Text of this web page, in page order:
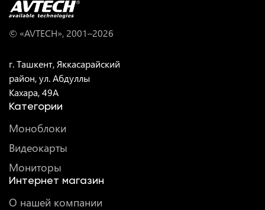
© «AVTECH», 2001–2026
г. Ташкент, Яккасарайский
район, ул. Абдуллы
Кахара, 49A
Категории
Моноблоки
Видеокарты
Мониторы
Интернет магазин
О нашей компании